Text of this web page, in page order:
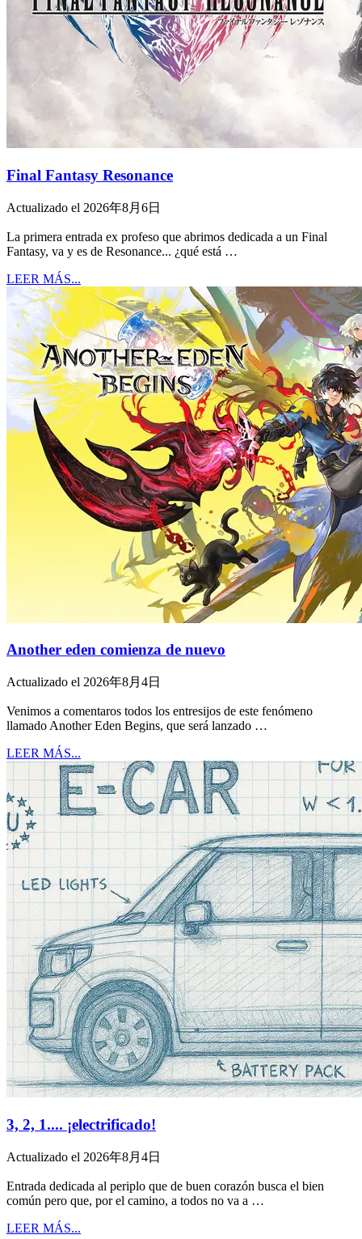
Final Fantasy Resonance
Actualizado el 2026年8月6日
La primera entrada ex profeso que abrimos dedicada a un Final
Fantasy, va y es de Resonance... ¿qué está …
LEER MÁS...
Another eden comienza de nuevo
Actualizado el 2026年8月4日
Venimos a comentaros todos los entresijos de este fenómeno
llamado Another Eden Begins, que será lanzado …
LEER MÁS...
3, 2, 1.... ¡electrificado!
Actualizado el 2026年8月4日
Entrada dedicada al periplo que de buen corazón busca el bien
común pero que, por el camino, a todos no va a …
LEER MÁS...